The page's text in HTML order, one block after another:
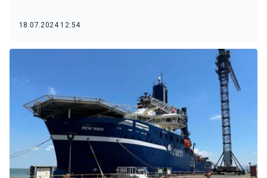
18.07.2024 12:54